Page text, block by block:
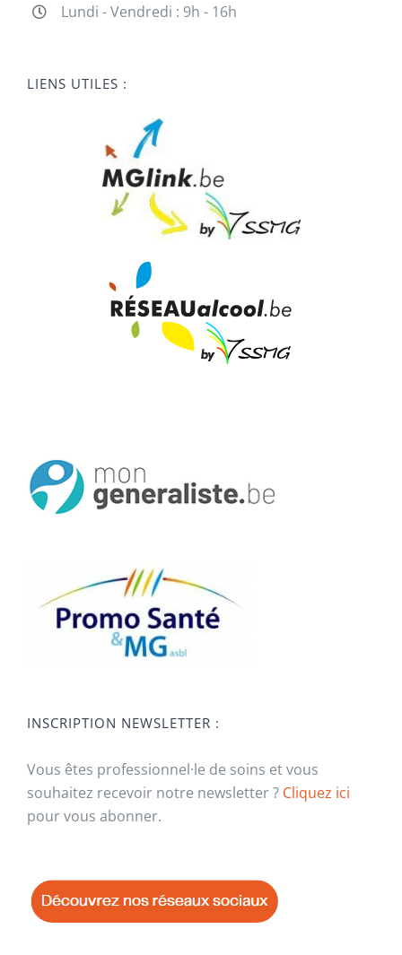
Lundi - Vendredi : 9h - 16h
LIENS UTILES :
INSCRIPTION NEWSLETTER :
Vous êtes professionnel·le de soins et vous
souhaitez recevoir notre newsletter ? Cliquez ici
pour vous abonner.